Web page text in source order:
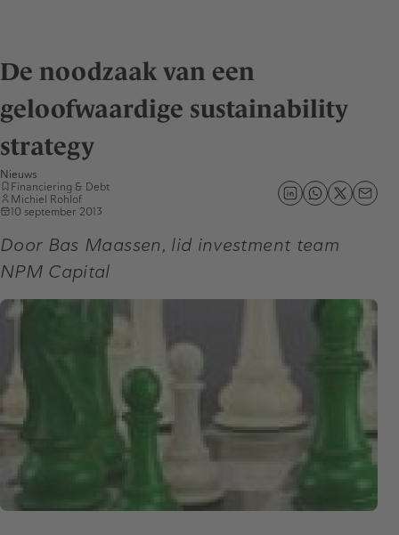
De noodzaak van een
geloofwaardige sustainability
strategy
Nieuws
Financiering & Debt
Michiel Rohlof
10 september 2013
Door Bas Maassen, lid investment team
NPM Capital